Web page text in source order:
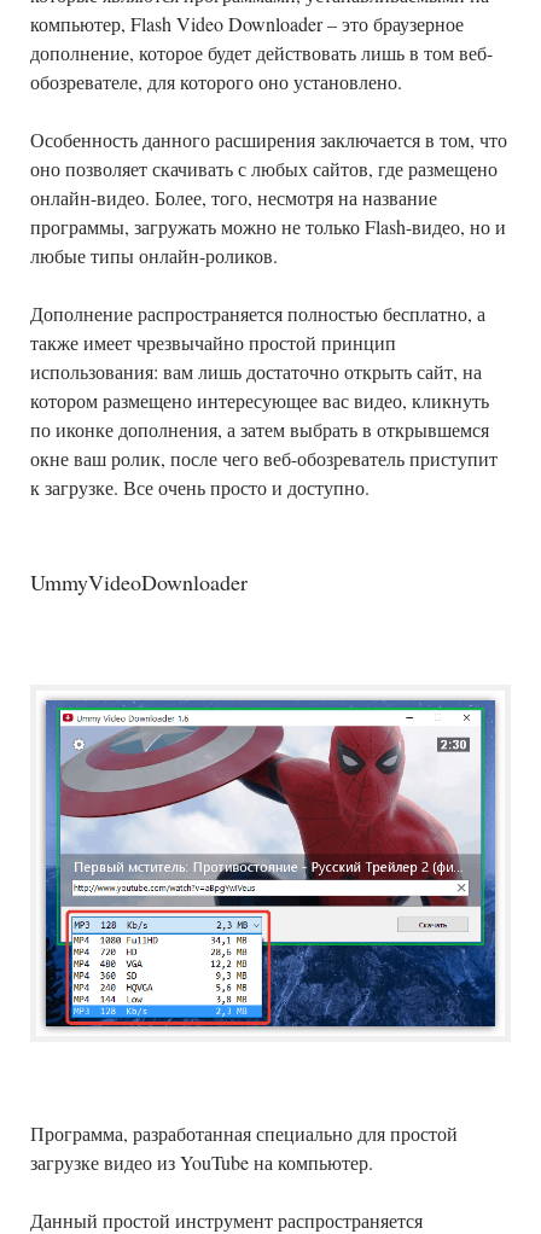
компьютер, Flash Video Downloader – это браузерное
дополнение, которое будет действовать лишь в том веб-
обозревателе, для которого оно установлено.
Особенность данного расширения заключается в том, что
оно позволяет скачивать с любых сайтов, где размещено
онлайн-видео. Более, того, несмотря на название
программы, загружать можно не только Flash-видео, но и
любые типы онлайн-роликов.
Дополнение распространяется полностью бесплатно, а
также имеет чрезвычайно простой принцип
использования: вам лишь достаточно открыть сайт, на
котором размещено интересующее вас видео, кликнуть
по иконке дополнения, а затем выбрать в открывшемся
окне ваш ролик, после чего веб-обозреватель приступит
к загрузке. Все очень просто и доступно.
UmmyVideoDownloader
Программа, разработанная специально для простой
загрузке видео из YouTube на компьютер.
Данный простой инструмент распространяется